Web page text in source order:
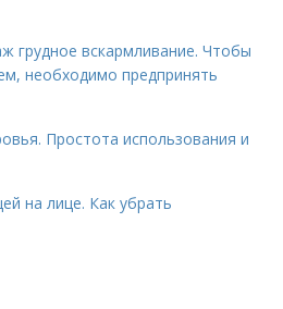
грудное вскармливание. Чтобы
необходимо предпринять
Простота использования и
на лице. Как убрать